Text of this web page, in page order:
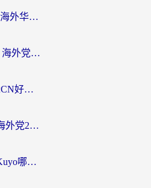
Mac翻墙回国免费？2026海外华人亲测：从CCTV5直播到国内APP，这样选加速器才靠谱
Proton VPN中国能用吗？海外党选回国加速器的避坑指南（附番茄加速器实测）
海外党必看：斧牛和Fly2CN好用吗？3招教你选对回国加速器（附免费试用攻略）
斧牛和OurPlay哪个好？海外党2026亲测：选对加速器，国内资源秒加载
海外党纠结Quickback和Kuyo哪个好？选对回国加速器才能无缝刷国内资源